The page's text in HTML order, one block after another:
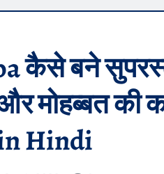
कैसे बने
मोहब्बत
Hindi